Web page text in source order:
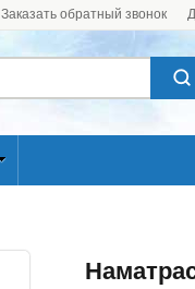
Заказать обратный звонок